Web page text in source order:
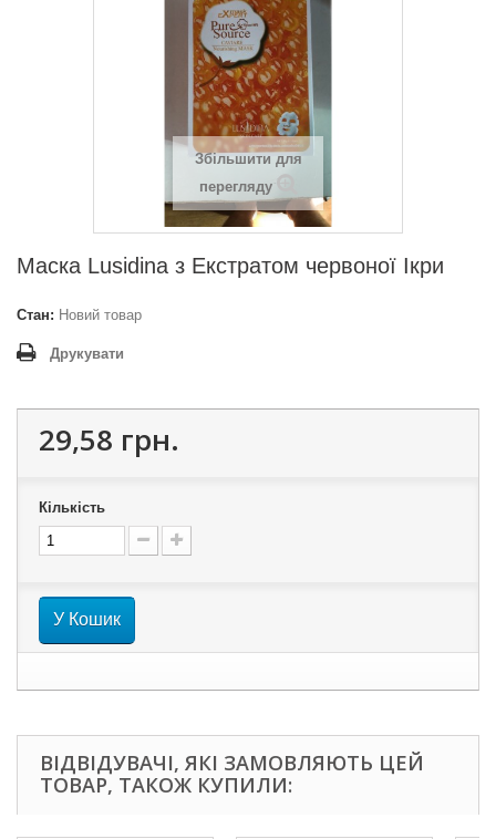
Збільшити для
перегляду
Маска Lusidina з Екстратом червоної Ікри
Стан: Новий товар
Друкувати
29,58 грн.
Кількість
У Кошик
ВІДВІДУВАЧІ, ЯКІ ЗАМОВЛЯЮТЬ ЦЕЙ
ТОВАР, ТАКОЖ КУПИЛИ: